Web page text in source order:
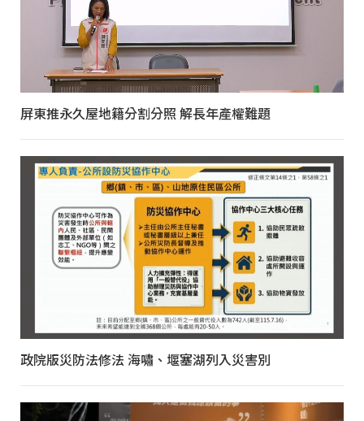
屏東推永久屋地籍分割分照 解長年產權難題
政院版災防法修法 海嘯、堰塞湖列入災害別